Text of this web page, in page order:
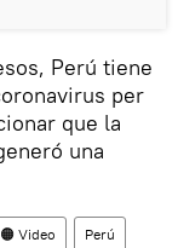
Perú tiene
per
que la
una
🟠 Video Perú